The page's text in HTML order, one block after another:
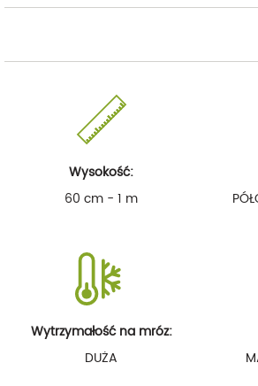
Wysokość:
60 cm - 1 m
Wytrzymałość na mróz:
DUŻA